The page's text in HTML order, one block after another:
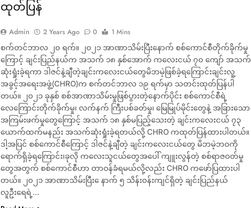
ထုတ်ပြန်
Admin 2 Years Ago 0
1 Mins
စက်တင်ဘာလ ၂၀ ရက်။ ၂၀၂၁ အာဏာသိမ်းပြီးနောက် စစ်ကောင်စီတိုက်ခိုက်မှု
ကြောင့် ချင်းပြည်နယ်က အသက် ၁၈ နှစ်အောက် ကလေးငယ် ၇၀ ကျော် အသက်
ဆုံးရှုံးခဲ့ရကာ ဒါဇင်နဲ့ချီတဲ့ချင်းကလေးငယ်တွေမိဘမဲ့ဖြစ်ခဲ့ရကြောင်းချင်းလူ့
အခွင့်အရေးအဖွဲ့(CHRO)က စက်တင်ဘာလ ၁၉ ရက်မှာ သတင်းထုတ်ပြန်ပါ
တယ်။ ၂၀၂၁ ခုနှစ် စစ်အာဏာသိမ်းမှုဖြစ်ပွားတဲ့နောက်ပိုင်း စစ်ကောင်စီရဲ့
လေကြောင်းတိုက်ခိုက်မှု၊ လက်နက် ကြီးပစ်ခတ်မှု၊ မြေမြုပ်မိုင်းတွေနဲ့ အခြားသော
အကြမ်းဖက်မှုတွေကြောင့် အသက် ၁၈ နှစ်မပြည့်သေးတဲ့ ချင်းကလေးငယ် ၇၃
ယောက်ထက်မနည်း အသက်ဆုံးရှုံးခဲ့ရတယ်လို့ CHRO ကထုတ်ပြန်ထားပါတယ်။
ဒါ့အပြင် စစ်ကောင်စီကြောင့် ဒါဇင်နဲ့ချီတဲ့ ချင်းကလေးငယ်တွေ မိဘမဲ့ဘဝကို
ရောက်ရှိခဲ့ရကြောင်း၊ခုလို ကလေးသူငယ်တွေအပေါ် ကျူးလွန်တဲ့ စစ်ရာဇဝတ်မှု
တွေအတွက် စစ်ကောင်စီဟာ တာဝန်ခံရမယ်လို့လည်း CHRO ကဖော်ပြထားပါ
တယ်။ ၂၀၂၁ အာဏာသိမ်းပြီး ေနာက် ၅ သိန်း၀န်းကျင်ရှိတဲ့ ချင်းပြည်နယ်
လူဦးရေရဲ့…